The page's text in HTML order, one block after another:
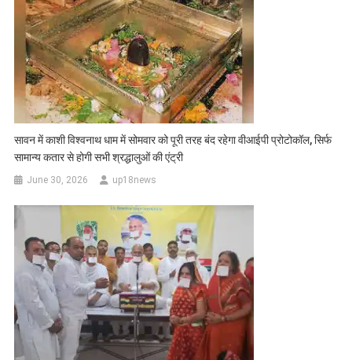
सावन में काशी विश्वनाथ धाम में सोमवार को पूरी तरह बंद रहेगा वीआईपी प्रोटोकॉल, सिर्फ
सामान्य कतार से होगी सभी श्रद्धालुओं की एंट्री
June 30, 2026 up18news